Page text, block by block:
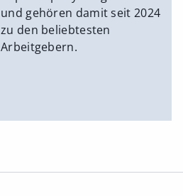
und gehören damit seit 2024
zu den beliebtesten
Arbeitgebern.